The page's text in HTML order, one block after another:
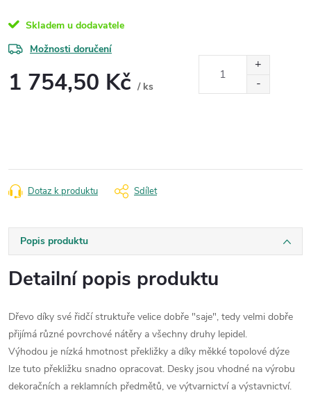
Skladem u dodavatele
Možnosti doručení
1 754,50 Kč / ks
Dotaz k produktu Sdílet
Popis produktu
Detailní popis produktu
Dřevo díky své řidčí struktuře velice dobře "saje", tedy velmi dobře
přijímá různé povrchové nátěry a všechny druhy lepidel.
Výhodou je nízká hmotnost překližky a díky měkké topolové dýze
lze tuto překližku snadno opracovat. Desky jsou vhodné na výrobu
dekoračních a reklamních předmětů, ve výtvarnictví a výstavnictví.